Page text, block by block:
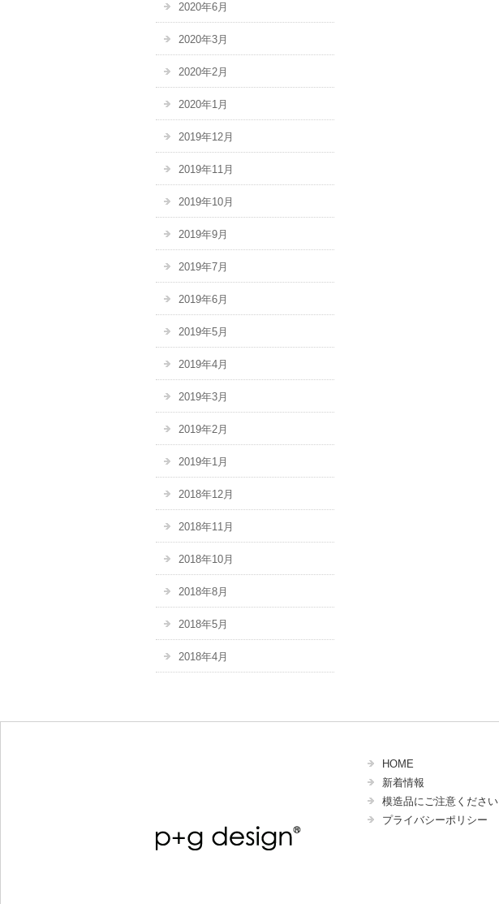
2020年6月
2020年3月
2020年2月
2020年1月
2019年12月
2019年11月
2019年10月
2019年9月
2019年7月
2019年6月
2019年5月
2019年4月
2019年3月
2019年2月
2019年1月
2018年12月
2018年11月
2018年10月
2018年8月
2018年5月
2018年4月
HOME
新着情報
模造品にご注意ください
プライバシーポリシー